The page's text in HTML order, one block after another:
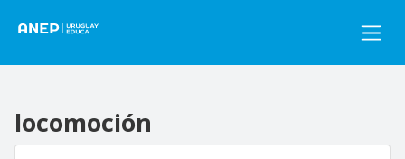
locomoción